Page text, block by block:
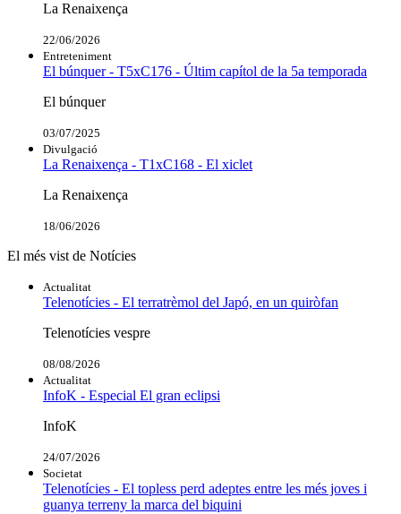
La Renaixença
22/06/2026
Entreteniment
El búnquer - T5xC176 - Últim capítol de la 5a temporada
El búnquer
03/07/2025
Divulgació
La Renaixença - T1xC168 - El xiclet
La Renaixença
18/06/2026
El més vist de Notícies
Actualitat
Telenotícies - El terratrèmol del Japó, en un quiròfan
Telenotícies vespre
08/08/2026
Actualitat
InfoK - Especial El gran eclipsi
InfoK
24/07/2026
Societat
Telenotícies - El topless perd adeptes entre les més joves i
guanya terreny la marca del biquini